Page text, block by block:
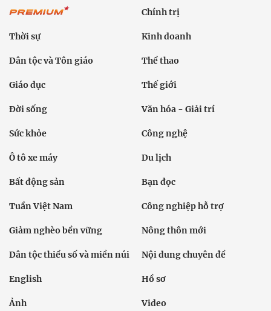
Chính trị
Thời sự Kinh doanh
Dân tộc và Tôn giáo Thể thao
Giáo dục Thế giới
Đời sống Văn hóa - Giải trí
Sức khỏe Công nghệ
Ô tô xe máy Du lịch
Bất động sản Bạn đọc
Tuần Việt Nam Công nghiệp hỗ trợ
Giảm nghèo bền vững Nông thôn mới
Dân tộc thiểu số và miền núi Nội dung chuyên đề
English Hồ sơ
Ảnh Video